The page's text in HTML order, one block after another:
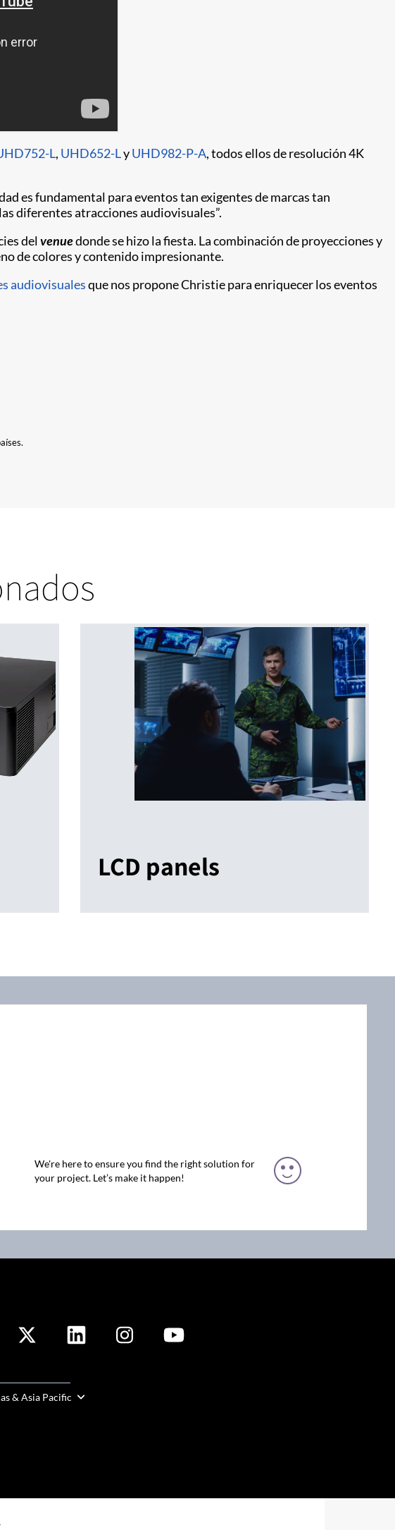
L, UHD652-LyUHD982-P-A, todos ellos de resolución 4K
es fundamental para eventos tan exigentes de marcas tan
diferentes atracciones audiovisuales”.
delvenuedonde se hizo la fiesta. La combinación de proyecciones y
de colores y contenido impresionante.
audiovisualesque nos propone Christie para enriquecer los eventos
LCD panels
We're here to ensure you find the right solution for
your project. Let’s make it happen!
& Asia Pacific